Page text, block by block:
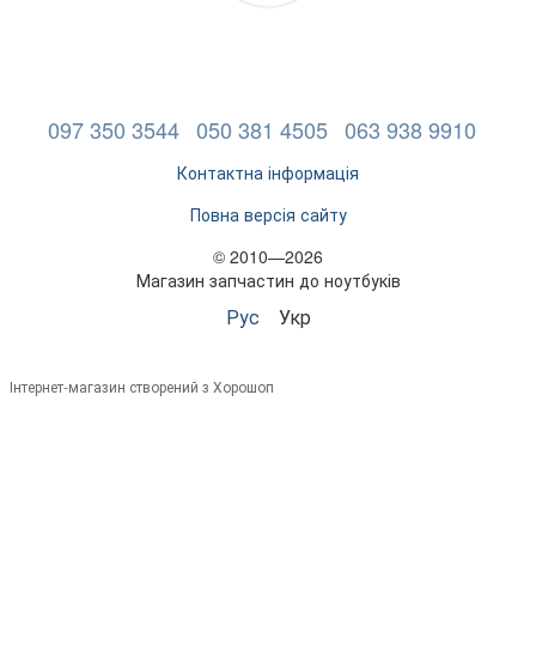
097 350 3544 050 381 4505 063 938 9910
Контактна інформація
Повна версія сайту
© 2010—2026
Магазин запчастин до ноутбуків
Рус Укр
Інтернет-магазин створений з Хорошоп